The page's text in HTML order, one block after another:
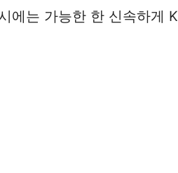
에는 가능한 한 신속하게